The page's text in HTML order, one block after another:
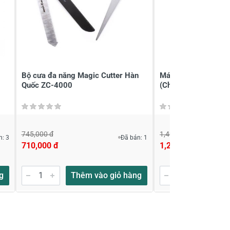
3
Bộ cưa đa năng Magic Cutter Hàn
Quốc ZC-4000
745,000 đ
710,000 đ
Đã bán: 1
Thêm vào giỏ hàng
Máy cưa sọc
(Chưa có pin sạc)
1,490,000 đ
1,299,000 đ